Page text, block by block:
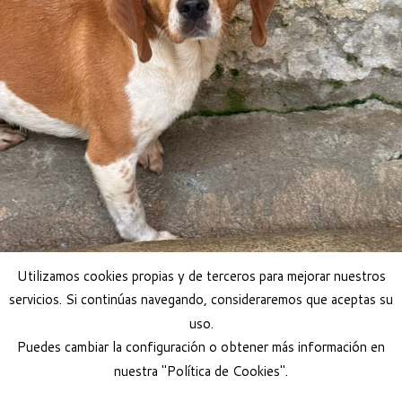
Utilizamos cookies propias y de terceros para mejorar nuestros
servicios. Si continúas navegando, consideraremos que aceptas su
uso.
Puedes cambiar la configuración o obtener más información en
nuestra "Política de Cookies".